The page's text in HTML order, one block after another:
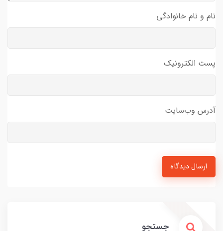
نام و نام خانوادگی
پست الکترونیک
آدرس وب‌سایت
ارسال دیدگاه
جستجو